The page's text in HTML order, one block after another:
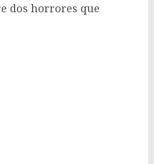
dos horrores que